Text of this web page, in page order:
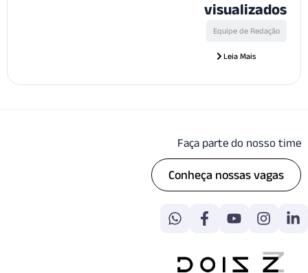
Equipe de
Faça parte do
Conheça nossas